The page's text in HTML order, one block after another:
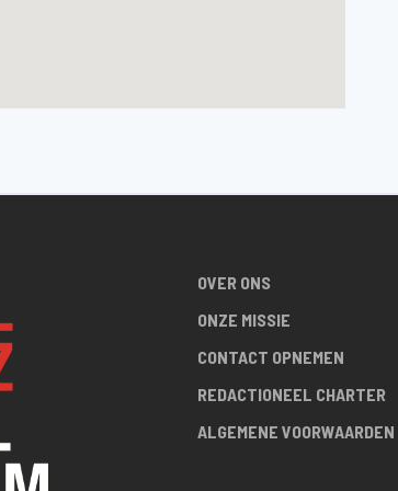
OVER ONS
ONZE MISSIE
CONTACT OPNEMEN
REDACTIONEEL CHARTER
ALGEMENE VOORWAARDEN